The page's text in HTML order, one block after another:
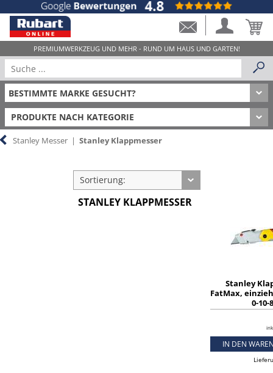
PRODUKTE NACH KATEGORIE
Stanley Messer |Stanley Klappmesser
Sortierung:
STANLEY KLAPPMESSER
Stanley
FatMax,
0-10-
IN DEN